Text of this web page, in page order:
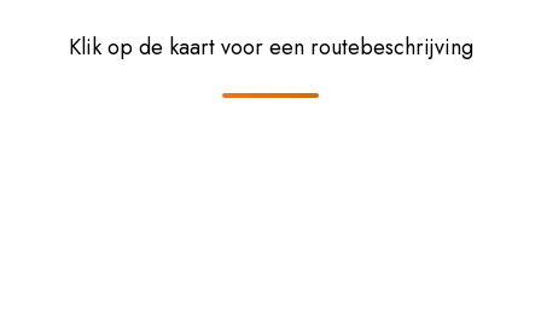
Klik op de kaart voor een routebeschrijving